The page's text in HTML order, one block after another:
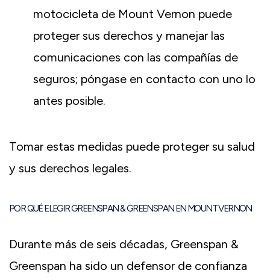
motocicleta de Mount Vernon puede
proteger sus derechos y manejar las
comunicaciones con las compañías de
seguros; póngase en contacto con uno lo
antes posible.
Tomar estas medidas puede proteger su salud
y sus derechos legales.
POR QUÉ ELEGIR GREENSPAN & GREENSPAN EN MOUNT VERNON
Durante más de seis décadas, Greenspan &
Greenspan ha sido un defensor de confianza